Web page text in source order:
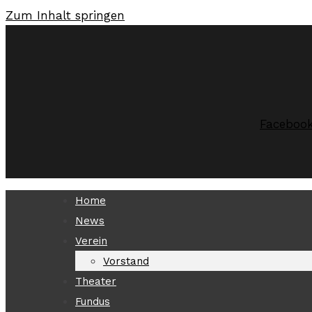
Zum Inhalt springen
Home
News
Verein
Vorstand
Theater
Fundus